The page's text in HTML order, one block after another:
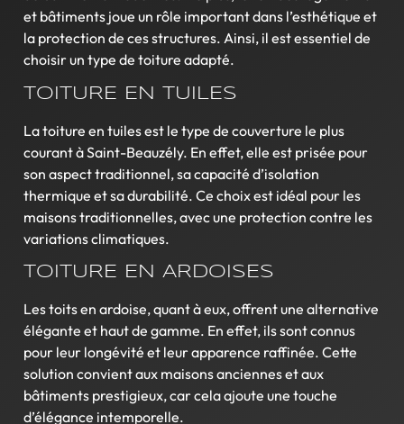
et bâtiments joue un rôle important dans l’esthétique et
la protection de ces structures. Ainsi, il est essentiel de
choisir un type de toiture adapté.
TOITURE EN TUILES
La toiture en tuiles est le type de couverture le plus
courant à Saint-Beauzély. En effet, elle est prisée pour
son aspect traditionnel, sa capacité d’isolation
thermique et sa durabilité. Ce choix est idéal pour les
maisons traditionnelles, avec une protection contre les
variations climatiques.
TOITURE EN ARDOISES
Les toits en ardoise, quant à eux, offrent une alternative
élégante et haut de gamme. En effet, ils sont connus
pour leur longévité et leur apparence raffinée. Cette
solution convient aux maisons anciennes et aux
bâtiments prestigieux, car cela ajoute une touche
d’élégance intemporelle.